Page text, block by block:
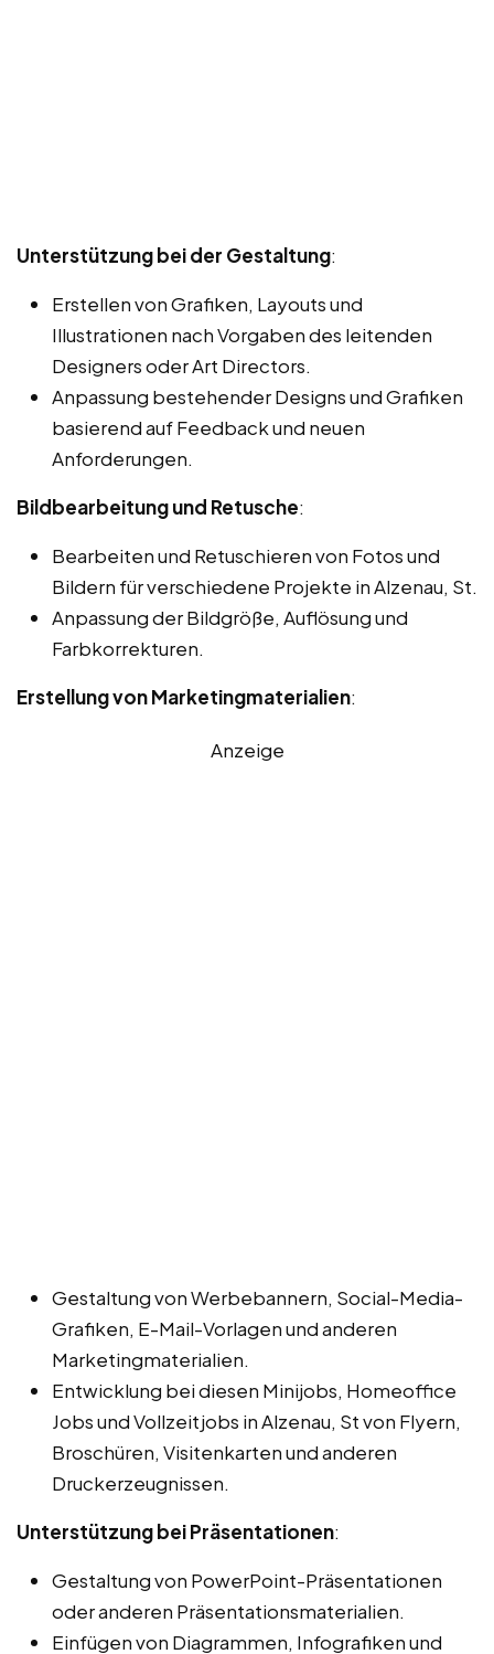
Unterstützung bei der Gestaltung:
Erstellen von Grafiken, Layouts und
Illustrationen nach Vorgaben des leitenden
Designers oder Art Directors.
Anpassung bestehender Designs und Grafiken
basierend auf Feedback und neuen
Anforderungen.
Bildbearbeitung und Retusche:
Bearbeiten und Retuschieren von Fotos und
Bildern für verschiedene Projekte in Alzenau, St.
Anpassung der Bildgröße, Auflösung und
Farbkorrekturen.
Erstellung von Marketingmaterialien:
Anzeige
Gestaltung von Werbebannern, Social-Media-
Grafiken, E-Mail-Vorlagen und anderen
Marketingmaterialien.
Entwicklung bei diesen Minijobs, Homeoffice
Jobs und Vollzeitjobs in Alzenau, St von Flyern,
Broschüren, Visitenkarten und anderen
Druckerzeugnissen.
Unterstützung bei Präsentationen:
Gestaltung von PowerPoint-Präsentationen
oder anderen Präsentationsmaterialien.
Einfügen von Diagrammen, Infografiken und